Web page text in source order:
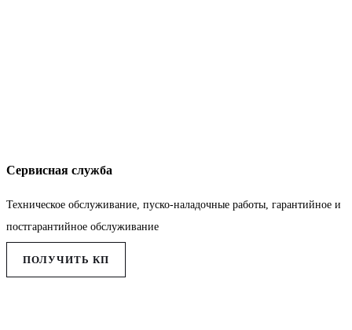
Сервисная служба
Техническое обслуживание, пуско-наладочные работы, гарантийное и
постгарантийное обслуживание
ПОЛУЧИТЬ КП